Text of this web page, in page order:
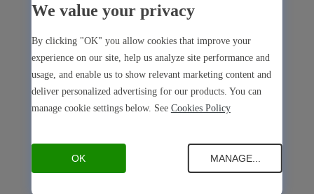
Avira Free Security
Avira Free Security
Die kostenlose All-in-One-Lösung mit allen Basis-Tools
Gerätesicherheit
We value your privacy
By clicking "OK" you allow cookies that improve your
experience on our site, help us analyze site performance and
usage, and enable us to show relevant marketing content and
deliver personalized advertising for our products. You can
manage cookie settings below. See Cookies Policy
OK MANAGE...